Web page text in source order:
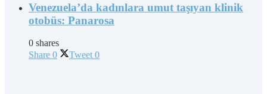
Venezuela’da kadınlara umut taşıyan klinik
otobüs: Panarosa
0 shares
Share 0 Tweet 0